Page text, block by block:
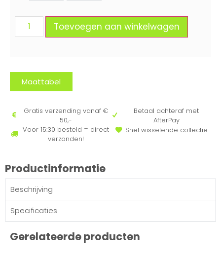
Toevoegen aan winkelwagen
Maattabel
Gratis verzending vanaf €
50,-
Voor 15:30 besteld = direct
verzonden!
Betaal achteraf met
AfterPay
Snel wisselende collectie
Productinformatie
Beschrijving
Specificaties
Gerelateerde producten